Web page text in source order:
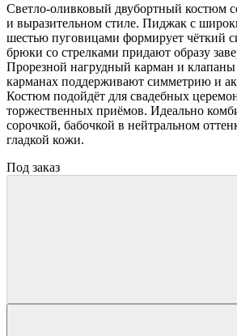
Светло-оливковый двубортный костюм
и выразительном стиле. Пиджак с
шестью пуговицами формирует чёткий
брюки со стрелками придают образу
Прорезной нагрудный карман и
карманах поддерживают симметрию и
Костюм подойдёт для свадебных
торжественных приёмов. Идеально
сорочкой, бабочкой в нейтральном
гладкой кожи.
Под заказ